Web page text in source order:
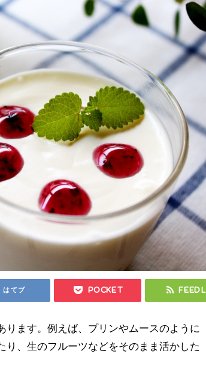
はてブ Pocket
ります。例えば、プリンやムースのように
、生のフルーツなどをそのまま活かした